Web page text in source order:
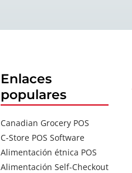
Enlaces
populares
Canadian Grocery POS
C-Store POS Software
Alimentación étnica POS
Alimentación Self-Checkout